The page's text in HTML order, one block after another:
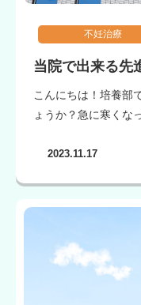
不妊治療
当院で出来る先
こんにちは！培養部
ょうか？急に寒くな
2023.11.17